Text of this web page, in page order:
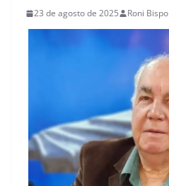
23 de agosto de 2025 Roni Bispo